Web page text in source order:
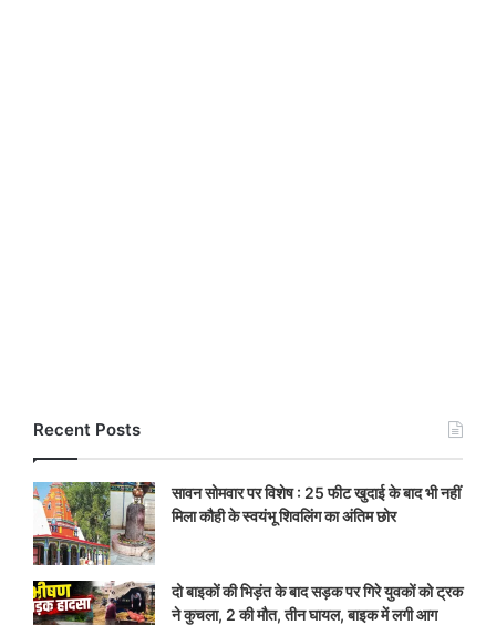
Recent Posts
सावन सोमवार पर विशेष : 25 फीट खुदाई के बाद भी नहीं
मिला कौही के स्वयंभू शिवलिंग का अंतिम छोर
दो बाइकों की भिड़ंत के बाद सड़क पर गिरे युवकों को ट्रक
ने कुचला, 2 की मौत, तीन घायल, बाइक में लगी आग